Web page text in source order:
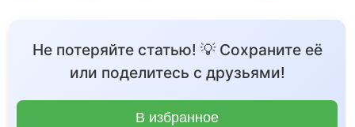
Не потеряйте статью! 💡 Сохраните её
или поделитесь с друзьями!
В избранное